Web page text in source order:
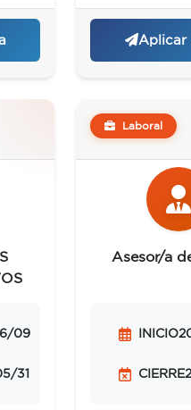
Aplicar
09
31
Laboral
Asesor/a
INICIO
CIERRE